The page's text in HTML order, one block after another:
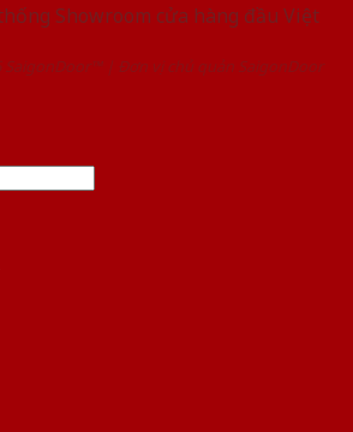
Showroom cửa hàng đầu Việt
SaigonDoor™ | Đơn vị chủ quản SaigonDoor